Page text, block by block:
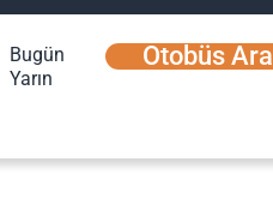
Bugün
Yarın
Otobüs Ara